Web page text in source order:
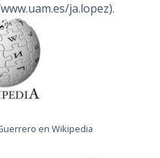
ja.lopez).
en Wikipedia